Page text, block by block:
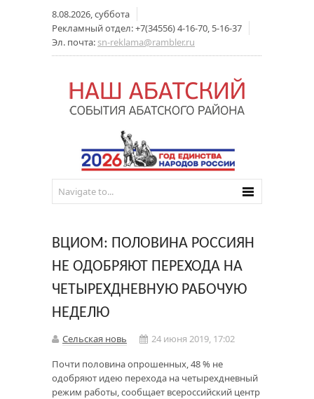
8.08.2026, суббота
Рекламный отдел: +7(34556) 4-16-70, 5-16-37
Эл. почта: sn-reklama@rambler.ru
ВЦИОМ: ПОЛОВИНА РОССИЯН
НЕ ОДОБРЯЮТ ПЕРЕХОДА НА
ЧЕТЫРЕХДНЕВНУЮ РАБОЧУЮ
НЕДЕЛЮ
Сельская новь
24 июня 2019, 17:02
Почти половина опрошенных, 48 % не
одобряют идею перехода на четырехдневный
режим работы, сообщает всероссийский центр